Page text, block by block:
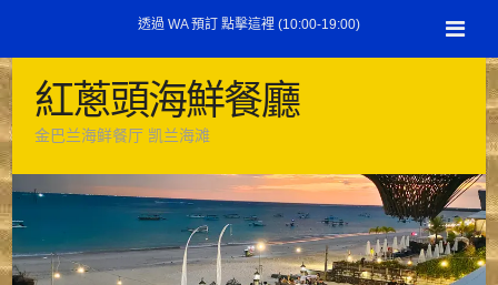
透過 WA 預訂 點擊這裡 (10:00-19:00)
容
紅蔥頭海鮮餐廳
金巴兰海鲜餐厅 凯兰海滩